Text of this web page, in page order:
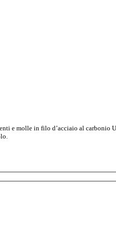
e molle in filo d’acciaio al carbonio